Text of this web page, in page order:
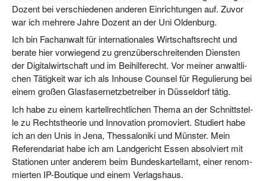
Dozent bei ver­schie­de­nen ande­ren Ein­rich­tun­gen auf. Zuvor
war ich meh­re­re Jah­re Dozent an der Uni Oldenburg.
Ich bin Fach­an­walt für inter­na­tio­na­les Wirt­schafts­recht und
bera­te hier vor­wie­gend zu grenz­über­schrei­ten­den Diens­ten
der Digi­tal­wirt­schaft und im Bei­hil­fe­recht. Vor mei­ner anwalt­li­
chen Tätig­keit war ich als Inhouse Coun­sel für Regu­lie­rung bei
einem gro­ßen Glas­fa­ser­netz­be­trei­ber in Düs­sel­dorf tätig.
Ich habe zu einem kar­tell­recht­li­chen The­ma an der Schnitt­stel­
le zu Rechts­theo­rie und Inno­va­ti­on pro­mo­viert. Stu­diert habe
ich an den Unis in Jena, Thes­sa­lo­ni­ki und Müns­ter. Mein
Refe­ren­da­ri­at habe ich am Land­ge­richt Essen absol­viert mit
Sta­tio­nen unter ande­rem beim Bun­des­kar­tell­amt, einer renom­
mier­ten IP-Bou­tique und einem Verlagshaus.